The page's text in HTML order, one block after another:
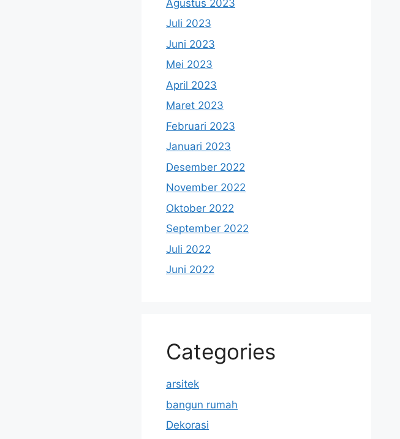
Agustus 2023
Juli 2023
Juni 2023
Mei 2023
April 2023
Maret 2023
Februari 2023
Januari 2023
Desember 2022
November 2022
Oktober 2022
September 2022
Juli 2022
Juni 2022
Categories
arsitek
bangun rumah
Dekorasi